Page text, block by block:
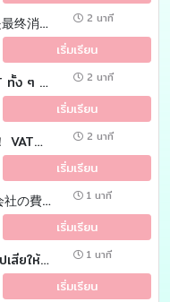
- EP.13 (CN) 缴纳7%税款的责任人是最终消费者。公司购买产品并非用于消费，那么公司为什么要缴纳这笔购置税呢？ 2 นาที
เริ่มเรียน
- EP.13 (TH) ทำไมบริษัทต้องเสีย VAT ทั้ง ๆ ที่ไม่ได้ซื้อสินค้ามาบริโภค? 2 นาที
เริ่มเรียน
- EP.13 (JP) 企業が知っておくべき！ VAT（付加価値税）の計算の仕組み? 2 นาที
เริ่มเรียน
- EP.12 (JP) 納付した売上VATは、会社の費用になるのでしょうか？ 1 นาที
เริ่มเรียน
- EP.12 (TH) ภาษีขายที่บริษัทต้องนำไปเสียให้กรมสรรพากร เป็นเงินของบริษัทใช่หรือไม่ 1 นาที
เริ่มเรียน